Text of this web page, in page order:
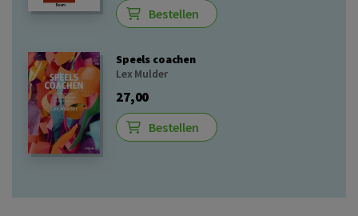
Bestellen
Speels coachen
Lex Mulder
27,00
Bestellen